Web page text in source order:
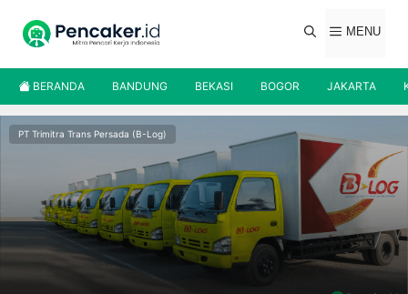
MENU
BERANDA BANDUNG BEKASI BOGOR JAKARTA
PT Trimitra Trans Persada (B-Log)